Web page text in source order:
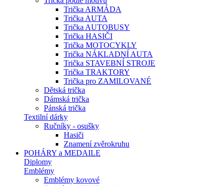
Trička ARMÁDA
Trička AUTA
Trička AUTOBUSY
Trička HASIČI
Trička MOTOCYKLY
Trička NÁKLADNÍ AUTA
Trička STAVEBNÍ STROJE
Trička TRAKTORY
Trička pro ZAMILOVANÉ
Dětská trička
Dámská trička
Pánská trička
Textilní dárky
Ručníky - osušky
Hasiči
Znamení zvěrokruhu
POHÁRY a MEDAILE
Diplomy
Emblémy
Emblémy kovové